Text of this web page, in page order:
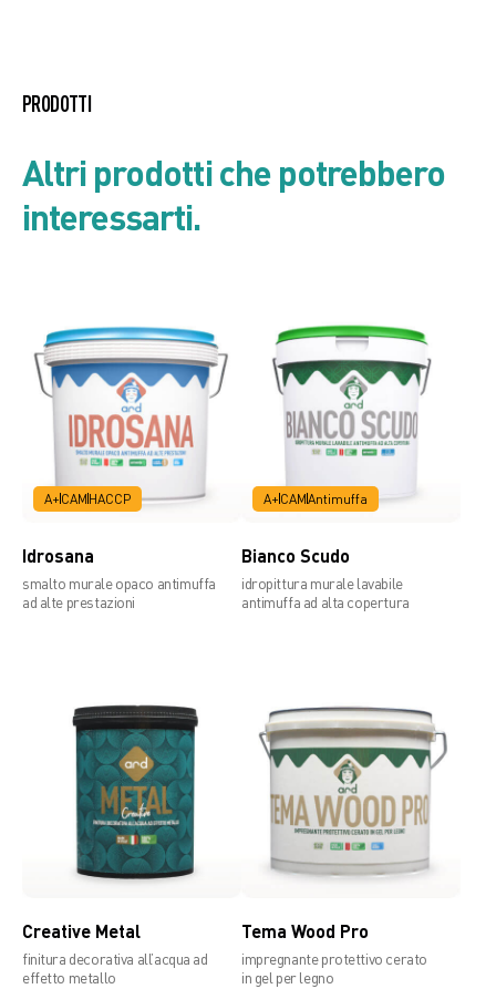
PRODOTTI
Altri prodotti che potrebbero
interessarti.
A+ CAM HACCP
Idrosana
smalto murale opaco antimuffa
ad alte prestazioni
A+ CAMAntimuffa
Bianco Scudo
idropittura murale lavabile
antimuffa ad alta copertura
Creative Metal
finitura decorativa all’acqua ad
effetto metallo
Tema Wood Pro
impregnante protettivo cerato
in gel per legno